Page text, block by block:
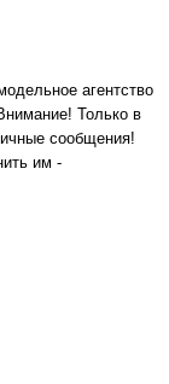
агентство
Только в
сообщения!
им -